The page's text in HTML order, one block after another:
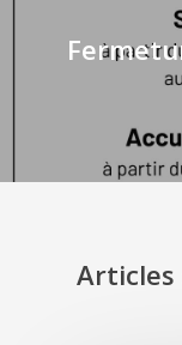
Articles